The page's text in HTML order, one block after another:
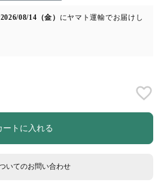
2026/08/14（金） にヤマト運輸でお届けし
ートに入れる
いてのお問い合わせ